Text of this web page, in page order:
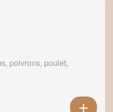
poivrons, poulet,